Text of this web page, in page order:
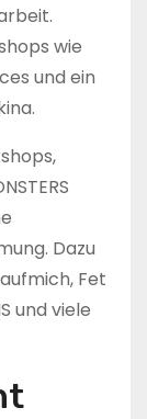
wie
und ein
Dazu
Fet
und viele